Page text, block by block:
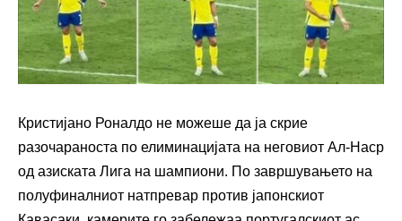
Кристијано Роналдо не можеше да ја скрие
разочараноста по елиминацијата на неговиот Ал-Наср
од азиската Лига на шампиони. По завршувањето на
полуфиналниот натпревар против јапонскиот